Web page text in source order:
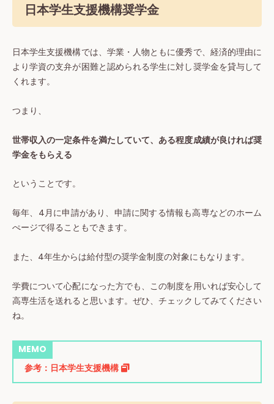
日本学生支援機構奨学金
日本学生支援機構では、学業・人物ともに優秀で、経済的理由に
より学資の支弁が困難と認められる学生に対し奨学金を貸与して
くれます。
つまり、
世帯収入の一定条件を満たしていて、ある程度成績が良ければ奨
学金をもらえる
ということです。
毎年、4月に申請があり、申請に関する情報も高専などのホーム
ぺージで得ることもできます。
また、4年生からは給付型の奨学金制度の対象にもなります。
学費について心配になった方でも、この制度を用いれば安心して
高専生活を送れると思います。ぜひ、チェックしてみてください
ね。
MEMO
参考：日本学生支援機構